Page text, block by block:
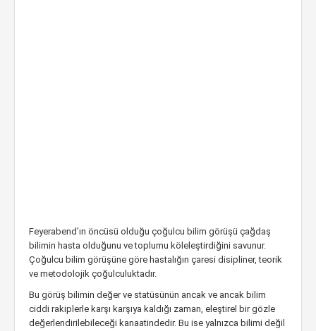
Feyerabend’ın öncüsü olduğu çoğulcu bilim görüşü çağdaş
bilimin hasta olduğunu ve toplumu köleleştirdiğini savunur.
Çoğulcu bilim görüşüne göre hastalığın çaresi disipliner, teorik
ve metodolojik çoğulculuktadır.
Bu görüş bilimin değer ve statüsünün ancak ve ancak bilim
ciddi rakiplerle karşı karşıya kaldığı zaman, eleştirel bir gözle
değerlendirilebileceği kanaatindedir. Bu ise yalnızca bilimi değil